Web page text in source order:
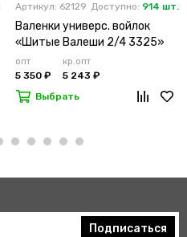
Артикул: 62129 Доступно: 914 шт.
Валенки универс. войлок
«Шитые Валеши 2/4 3325»
ЭВА светло-серый
опт
5 350 ₽
кр.опт
5 243 ₽
Выбрать
Подписаться